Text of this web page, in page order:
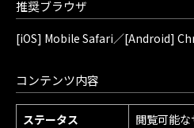
推奨ブラウザ
[iOS] Mobile Safari／[Android]
コンテンツ内容
ステータス
閲覧可能